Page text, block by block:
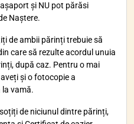
și NU pot părăsi
Naștere.
de ambii părinți trebuie să
care să rezulte acordul unuia
după caz. Pentru o mai
și o fotocopie a
vamă.
de niciunul dintre părinți,